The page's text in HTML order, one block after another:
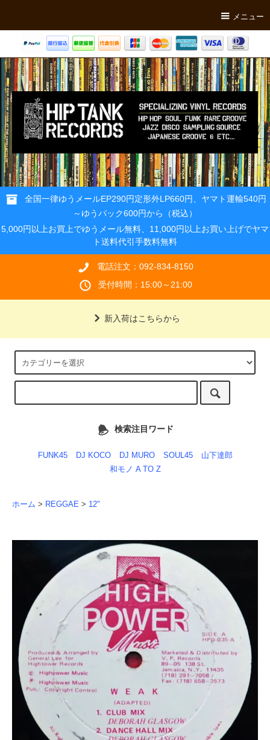
メニュー
全国一律ゆうメールEP290円定形外LP660円、ヤマト運輸540円
～ゆうパック600円から（税込）
5,000円以上お買上でゆうメール無料、11,000円以上お買い上げでヤマ
ト送料代引手数料無料
電話注文：092-834-8150
受付時間：15:00～21:00
新入荷はこちらから
検索注目ワード
FUNK45 DJ KOCO DJ MURO SOUL45
山下達郎
和モノ A TO Z
ホーム > REGGAE > 12"